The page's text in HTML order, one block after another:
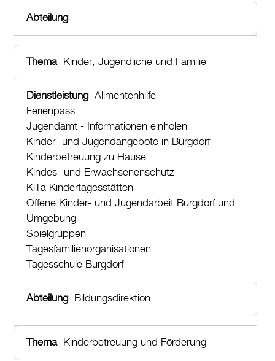
Kinder, Jugendliche und Familie
Alimentenhilfe
Ferienpass
Jugendamt - Informationen einholen
Kinder- und Jugendangebote in Burgdorf
Kinderbetreuung zu Hause
Kindes- und Erwachsenenschutz
KiTa Kindertagesstätten
Offene Kinder- und Jugendarbeit Burgdorf und
Umgebung
Spielgruppen
Tagesfamilienorganisationen
Tagesschule Burgdorf
Bildungsdirektion
Kinderbetreuung und Förderung